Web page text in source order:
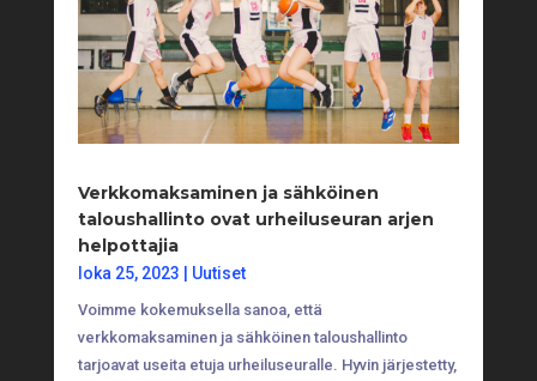
Verkkomaksaminen ja sähköinen
taloushallinto ovat urheiluseuran arjen
helpottajia
loka 25, 2023 | Uutiset
Voimme kokemuksella sanoa, että
verkkomaksaminen ja sähköinen taloushallinto
tarjoavat useita etuja urheiluseuralle. Hyvin järjestetty,